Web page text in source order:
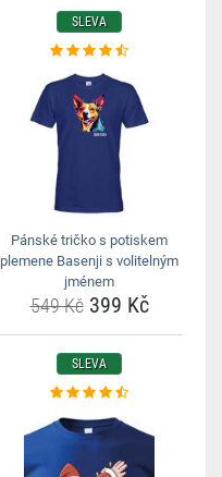
SLEVA
Pánské tričko s potiskem
plemene Basenji s volitelným
jménem
549 Kč399 Kč
SLEVA